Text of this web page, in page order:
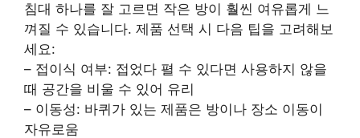
침대 하나를 잘 고르면 작은 방이 훨씬 여유롭게 느
껴질 수 있습니다. 제품 선택 시 다음 팁을 고려해보
세요:
– 접이식 여부: 접었다 펼 수 있다면 사용하지 않을
때 공간을 비울 수 있어 유리
– 이동성: 바퀴가 있는 제품은 방이나 장소 이동이
자유로움